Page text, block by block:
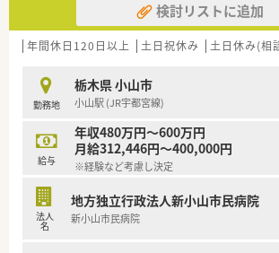
<こんな病院です>
■薬剤師3名体制で運営している職場です
院患者様の調剤を行っております。
職種連携を含めて様々なかかわりを持つこ
■夜勤対応は無く日中17:30までの勤務がメ
す。
<こんな方へおススメ>
■臨床経験希望で急性期・回復期それぞれの
みたい方
■多職種連携を通じてチーム医療を経験した
■地域に密着した医療を経験したい方
検討リストに追加
年間休日120日以上 土日祝休み 土日休み(相
勤務地
栃木県 小山市
小山駅 (JR宇都宮線)
給与
年収480万円～600万円
月給312,446円～400,000円
※経験など考慮し決定
法人
名
地方独立行政法人新小山市民病院
新小山市民病院